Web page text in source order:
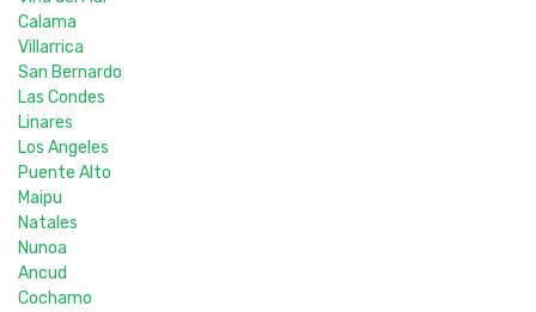
Calama
Villarrica
San Bernardo
Las Condes
Linares
Los Angeles
Puente Alto
Maipu
Natales
Nunoa
Ancud
Cochamo